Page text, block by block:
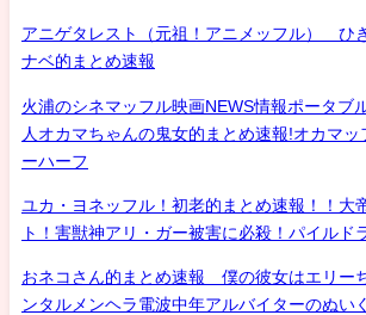
アニゲタレスト（元祖！アニメッフル） ひ
ナベ的まとめ速報
火浦のシネマッフル映画NEWS情報ポータブ
人オカマちゃんの鬼女的まとめ速報!オカマ
ーハーフ
ユカ・ヨネッフル！初老的まとめ速報！！大
ト！害獣神アリ・ガー被害に必殺！パイルド
おネコさん的まとめ速報 僕の彼女はエリー
ンタルメンヘラ電波中年アルバイターのぬい